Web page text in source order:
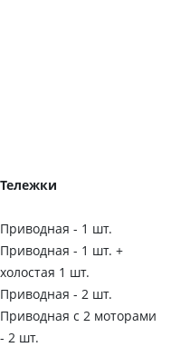
Тележки
Приводная - 1 шт.
Приводная - 1 шт. +
холостая 1 шт.
Приводная - 2 шт.
Приводная с 2 моторами
- 2 шт.